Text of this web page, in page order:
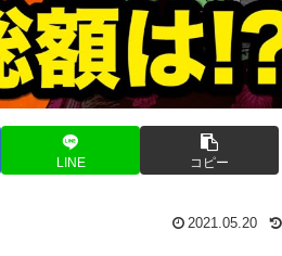
LINE コピー
2021.05.20